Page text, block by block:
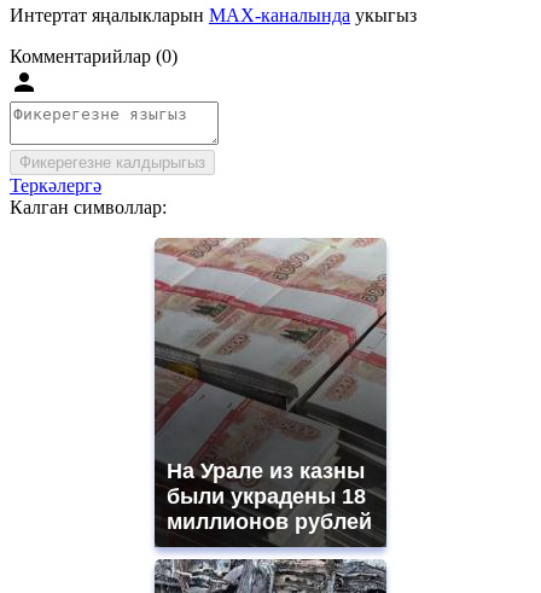
Интертат яңалыкларын MAX-каналында укыгыз
Комментарийлар (0)
Фикерегезне калдырыгыз
Теркәлергә
Калган символлар:
На Урале из казны
были украдены 18
миллионов рублей